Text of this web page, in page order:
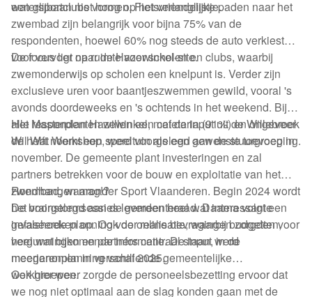
een glijbaan niet hoog op het verlanglijstje.
watersportclubs vormen. Fietsvriendelijke paden naar het
zwembad zijn belangrijk voor bijna 75% van de
respondenten, hoewel 60% nog steeds de auto verkiest
voor vervoer naar de Hazewinkel-site.
De focus ligt op ruimte voor scholen en clubs, waarbij
zwemonderwijs op scholen een knelpunt is. Verder zijn
exclusieve uren voor baantjeszwemmen gewild, vooral 's
avonds doordeweeks en 's ochtends in het weekend. Bijna
alle respondenten willen een cafetaria (91%) en ongeveer
de helft noemt een speeltuin als een gewenste toevoeging.
Het Masterplan Hazewinkel, met de input uit de Willebroek
Wil Wat Workshop, werd voorgelegd aan de stuurgroep in
november. De gemeente plant investeringen en zal
partners betrekken voor de bouw en exploitatie van het
zwembad, waaronder Sport Vlaanderen. Begin 2024 wordt
het voorgelegd aan de gemeenteraad. Daarna volgt een
gefaseerde planning voor realisatie, waarbij budgetten,
vergunningen en partners centraal staan, in de
meerjarenplanning vanaf 2025.
Rondhangen mag!?
De brainstormsessies leverden heel wat interessante
invalshoeken op. Ook de online bevragingen zorgden voor
heel wat bijkomende informatie. De input werd
meegenomen in verschillende gemeentelijke
werkgroepen.
Ook hier weer zorgde de personeelsbezetting ervoor dat
we nog niet optimaal aan de slag konden gaan met de